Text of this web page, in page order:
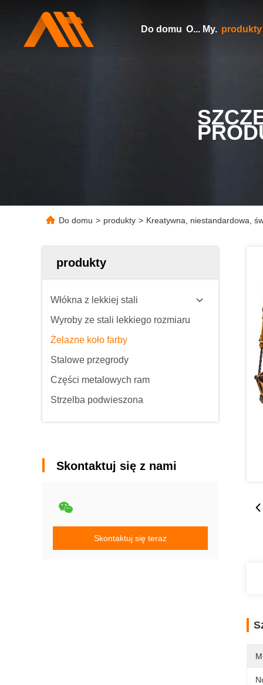
Do domu O... My. produkty
Do domu > produkty > Kreatywna, niestandardowa,
produkty
Włókna z lekkiej stali
Wyroby ze stali lekkiego rozmiaru
Żelazne koło farby
Stalowe przegrody
Części metalowych ram
Strzelba podwieszona
Skontaktuj się z nami
Skontaktuj się teraz